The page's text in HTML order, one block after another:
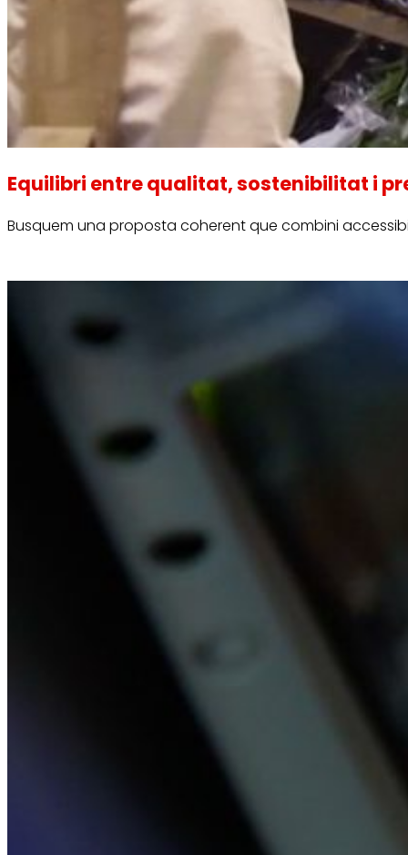
Equilibri entre qualitat, sostenibilitat i
Busquem una proposta coherent que combini